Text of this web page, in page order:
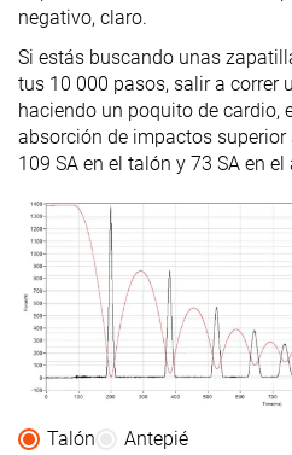
Popularity #3
negativo, claro.
Si estás buscando unas
tus 10 000 pasos, salir a correr
haciendo un poquito de cardio,
absorción de impactos superior
109 SA en el talón y 73 SA en el
Talón
Antepié